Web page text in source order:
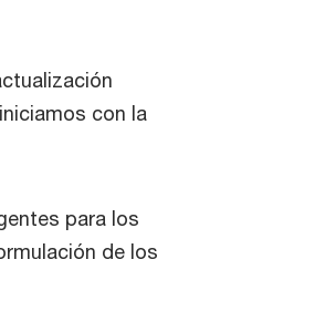
con la
para los
de los